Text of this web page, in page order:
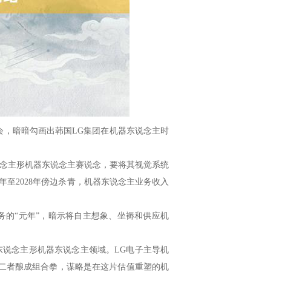
暗暗勾画出韩国LG集团在机器东说念主时
主形机器东说念主赛说念，要将其视觉系统
至2028年傍边杀青，机器东说念主业务收入
的“元年”，暗示将自主想象、坐褥和供应机
念主形机器东说念主领域。LG电子主导机
者酿成组合拳，谋略是在这片估值重塑的机